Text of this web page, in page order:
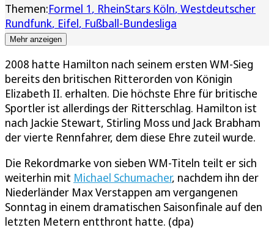
Themen:Formel 1 RheinStars Köln Westdeutscher
Rundfunk Eifel Fußball-Bundesliga
Mehr anzeigen
2008 hatte Hamilton nach seinem ersten WM-Sieg
bereits den britischen Ritterorden von Königin
Elizabeth II. erhalten. Die höchste Ehre für britische
Sportler ist allerdings der Ritterschlag. Hamilton ist
nach Jackie Stewart, Stirling Moss und Jack Brabham
der vierte Rennfahrer, dem diese Ehre zuteil wurde.
Die Rekordmarke von sieben WM-Titeln teilt er sich
weiterhin mit Michael Schumacher, nachdem ihn der
Niederländer Max Verstappen am vergangenen
Sonntag in einem dramatischen Saisonfinale auf den
letzten Metern entthront hatte. (dpa)